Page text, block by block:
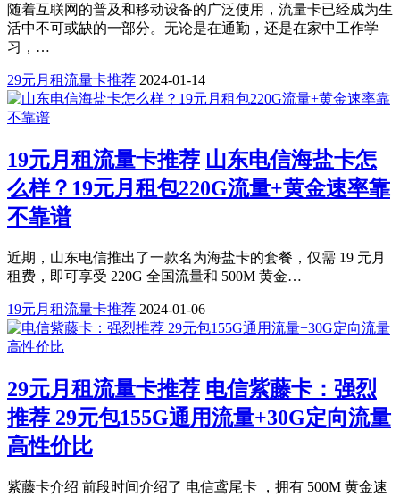
随着互联网的普及和移动设备的广泛使用，流量卡已经成为生
活中不可或缺的一部分。无论是在通勤，还是在家中工作学
习，…
29元月租流量卡推荐 2024-01-14
19元月租流量卡推荐 山东电信海盐卡怎
么样？19元月租包220G流量+黄金速率靠
不靠谱
近期，山东电信推出了一款名为海盐卡的套餐，仅需 19 元月
租费，即可享受 220G 全国流量和 500M 黄金…
19元月租流量卡推荐 2024-01-06
29元月租流量卡推荐 电信紫藤卡：强烈
推荐 29元包155G通用流量+30G定向流量
高性价比
紫藤卡介绍 前段时间介绍了 电信鸢尾卡 ，拥有 500M 黄金速